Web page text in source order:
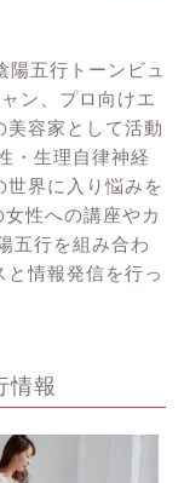
陽五行トーンビュ
ン、プロ向けエ
美容家として活動
・生理自律神経
世界に入り悩みを
性への講座やカ
五行を組み合わ
情報発信を行っ
情報